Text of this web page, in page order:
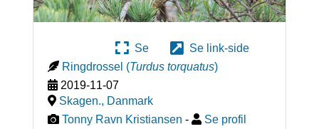
Se
Se link-side
Ringdrossel (Turdus torquatus)
2019-11-07
Skagen., Danmark
Tonny Ravn Kristiansen - Se profil